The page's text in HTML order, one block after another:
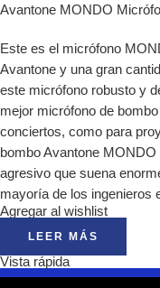
Avantone MONDO
Este es el micrófono
Avantone y una gran
este micrófono robusto y
mejor micrófono de
conciertos, como para
bombo Avantone
agresivo que suena
mayoría de los ingenieros
Agregar al wishlist
LEER MÁS
Vista rápida